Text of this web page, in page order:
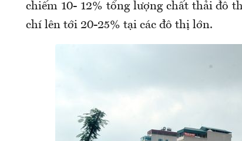
chiếm 10- 12% tổng lượng chất thải đô
chí lên tới 20-25% tại các đô thị lớn.